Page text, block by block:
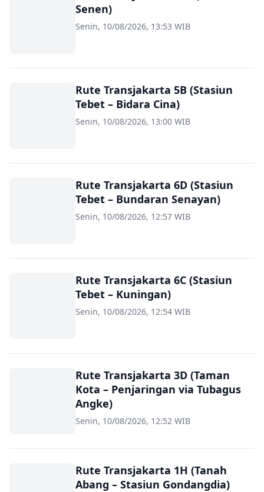
Senen)
Senin, 10/08/2026, 13:53 WIB
Rute Transjakarta 5B (Stasiun
Tebet – Bidara Cina)
Senin, 10/08/2026, 13:00 WIB
Rute Transjakarta 6D (Stasiun
Tebet – Bundaran Senayan)
Senin, 10/08/2026, 12:57 WIB
Rute Transjakarta 6C (Stasiun
Tebet – Kuningan)
Senin, 10/08/2026, 12:54 WIB
Rute Transjakarta 3D (Taman
Kota – Penjaringan via Tubagus
Angke)
Senin, 10/08/2026, 12:52 WIB
Rute Transjakarta 1H (Tanah
Abang – Stasiun Gondangdia)